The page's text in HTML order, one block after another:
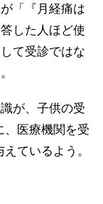
「『月経痛は
した人ほど使
て受診ではな
が、子供の受
、医療機関を受
ているよう。